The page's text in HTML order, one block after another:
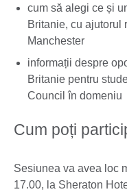
cum să alegi ce și
Britanie, cu ajutorul
Manchester
informații despre
Britanie pentru
Council în domeniu
Cum poți
Sesiunea va avea loc
17.00, la Sheraton